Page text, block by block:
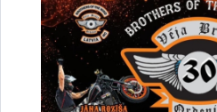
Vai šī informācija
Sniegt